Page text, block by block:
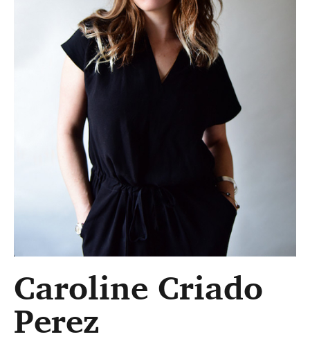
Caroline Criado
Perez